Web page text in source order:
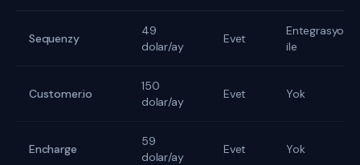
Sequenzy
49
dolar/ay
Evet
Entegrasyon
ile
Customer.io
150
dolar/ay
Evet Yok
Encharge
59
dolar/ay
Evet Yok